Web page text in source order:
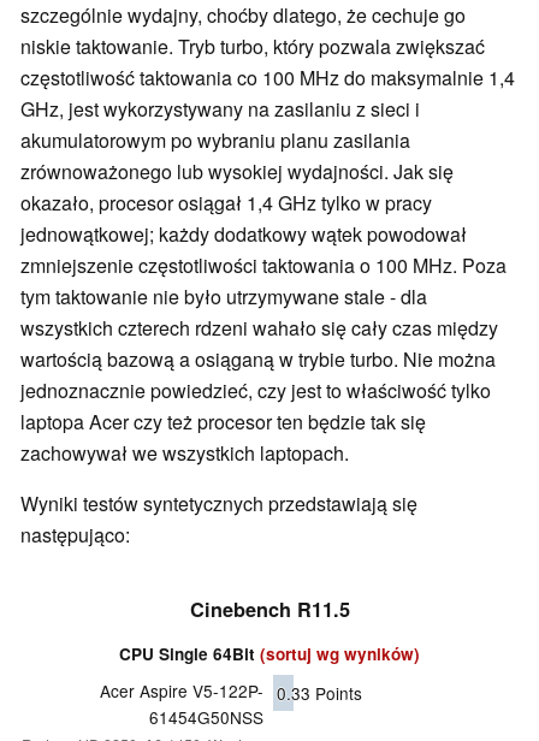
szczególnie wydajny, choćby dlatego, że cechuje go
niskie taktowanie. Tryb turbo, który pozwala zwiększać
częstotliwość taktowania co 100 MHz do maksymalnie 1,4
GHz, jest wykorzystywany na zasilaniu z sieci i
akumulatorowym po wybraniu planu zasilania
zrównoważonego lub wysokiej wydajności. Jak się
okazało, procesor osiągał 1,4 GHz tylko w pracy
jednowątkowej; każdy dodatkowy wątek powodował
zmniejszenie częstotliwości taktowania o 100 MHz. Poza
tym taktowanie nie było utrzymywane stale - dla
wszystkich czterech rdzeni wahało się cały czas między
wartością bazową a osiąganą w trybie turbo. Nie można
jednoznacznie powiedzieć, czy jest to właściwość tylko
laptopa Acer czy też procesor ten będzie tak się
zachowywał we wszystkich laptopach.
Wyniki testów syntetycznych przedstawiają się
następująco:
Cinebench R11.5
CPU Single 64Bit (sortuj wg wyników)
Acer Aspire V5-122P-
61454G50NSS
0.33 Points